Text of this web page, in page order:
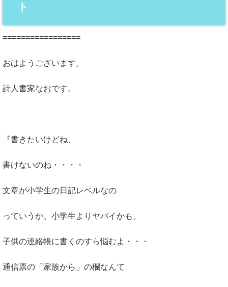
ト
=================
おはようございます。
詩人書家なおです。
『書きたいけどね、
書けないのね・・・・
文章が小学生の日記レベルなの
っていうか、小学生よりヤバイかも。
子供の連絡帳に書くのすら悩むよ・・・
通信票の「家族から」の欄なんて